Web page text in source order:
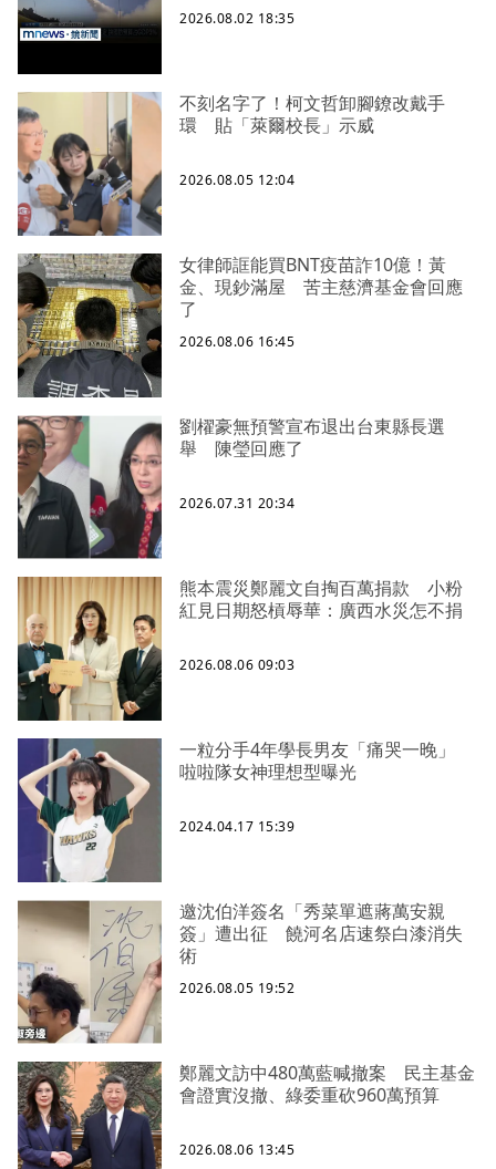
2026.08.02 18:35
不刻名字了！柯文哲卸腳鐐改戴手
環 貼「萊爾校長」示威
2026.08.05 12:04
女律師誆能買BNT疫苗詐10億！黃
金、現鈔滿屋 苦主慈濟基金會回應
了
2026.08.06 16:45
劉櫂豪無預警宣布退出台東縣長選
舉 陳瑩回應了
2026.07.31 20:34
熊本震災鄭麗文自掏百萬捐款 小粉
紅見日期怒槓辱華：廣西水災怎不捐
2026.08.06 09:03
一粒分手4年學長男友「痛哭一晚」
啦啦隊女神理想型曝光
2024.04.17 15:39
邀沈伯洋簽名「秀菜單遮蔣萬安親
簽」遭出征 饒河名店速祭白漆消失
術
2026.08.05 19:52
鄭麗文訪中480萬藍喊撤案 民主基金
會證實沒撤、綠委重砍960萬預算
2026.08.06 13:45